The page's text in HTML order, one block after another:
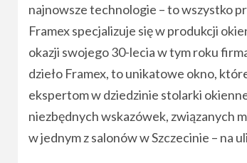
najnowsze technologie – to wszystko
Framex specjalizuje się w produkcji
okazji swojego 30-lecia w tym roku
dzieło Framex, to unikatowe okno,
ekspertom w dziedzinie stolarki
niezbędnych wskazówek, związanych
w jednym z salonów w Szczecinie – na